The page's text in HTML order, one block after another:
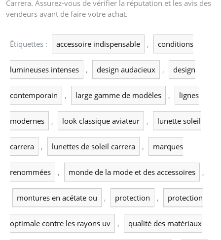
Carrera. Assurez-vous de vérifier la réputation et les avis des
vendeurs avant de faire votre achat.
Étiquettes : accessoire indispensable , conditions
lumineuses intenses , design audacieux , design
contemporain , large gamme de modèles , lignes
modernes , look classique aviateur , lunette soleil
carrera , lunettes de soleil carrera , marques
renommées , monde de la mode et des accessoires ,
montures en acétate ou , protection , protection
optimale contre les rayons uv , qualité des matériaux